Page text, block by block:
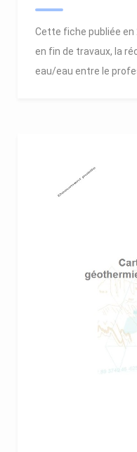
Cette fiche publiée
en fin de travaux, la
eau/eau entre le